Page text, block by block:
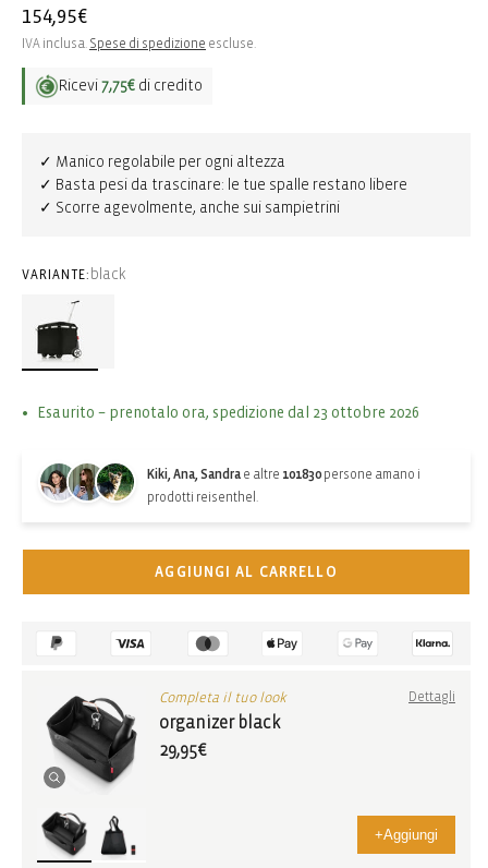
Prezzo
di
listino
154,95€
IVA inclusa. Spese di spedizione escluse.
Ricevi 7,75€ di credito
✓ Manico regolabile per ogni altezza
✓ Basta pesi da trascinare: le tue spalle restano libere
✓ Scorre agevolmente, anche sui sampietrini
VARIANTE: black
Esaurito – prenotalo ora, spedizione dal 23 ottobre 2026
Kiki, Ana, Sandra e altre 101830 persone amano i
prodotti reisenthel.
AGGIUNGI AL CARRELLO
Completa il tuo look Dettagli
organizer black
29,95€
+Aggiungi